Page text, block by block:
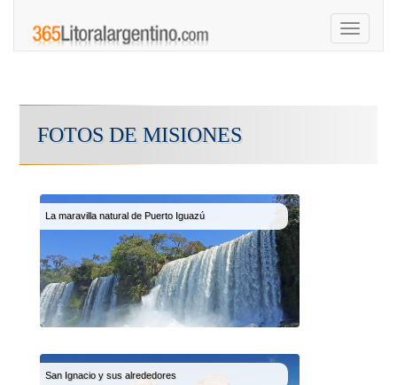
Toggle
FOTOS DE MISIONES
La maravilla natural de Puerto Iguazú
San Ignacio y sus alrededores